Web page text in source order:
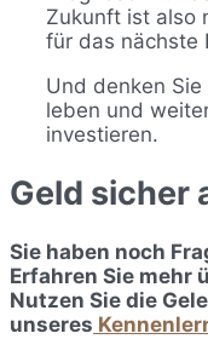
Zukunft ist also
für das nächste
Und denken
leben und
investieren.
Geld sicher
Sie haben noch
Erfahren Sie mehr
Nutzen Sie die
unseres